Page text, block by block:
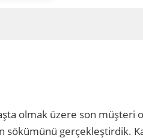
olmak üzere son müşteri
sökümünü gerçekleştirdik.